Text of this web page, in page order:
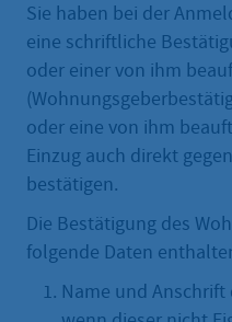
Sie haben bei der
eine schriftliche
oder einer von ihm
oder eine von ihm
Einzug auch direkt
bestätigen.
Die Bestätigung des
folgende Daten
Name und